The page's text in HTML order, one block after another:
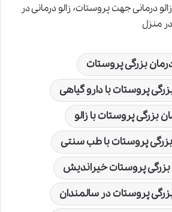
برای سرطان پروستات٬ زالو درمانی جهت پروستات٬ زالو درمانی در
بزرگی پروستات
پروستات با دارو گیاهی
بزرگی پروستات با زالو
پروستات با طب سنتی
بزرگی پروستات خیراندیش
پروستات در سالمندان